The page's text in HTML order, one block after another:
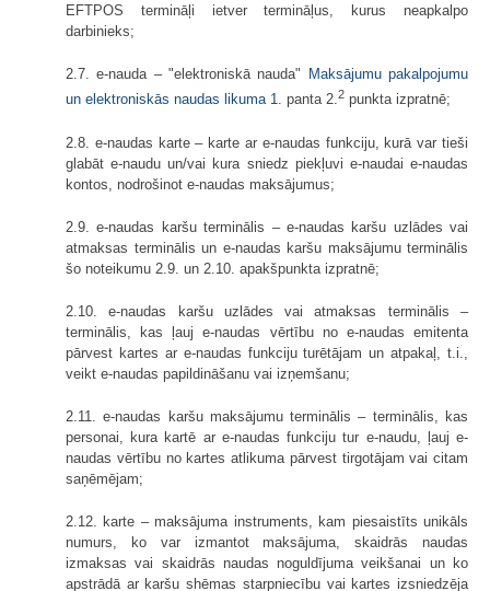
EFTPOS termināļi ietver termināļus, kurus neapkalpo
darbinieks;
2.7. e-nauda – "elektroniskā nauda"
Maksājumu pakalpojumu
un elektroniskās naudas likuma 1. panta 2.2 punkta izpratnē;
2.8. e-naudas karte – karte ar e-naudas funkciju, kurā var tieši
glabāt e-naudu un/vai kura sniedz piekļuvi e-naudai e-naudas
kontos, nodrošinot e-naudas maksājumus;
2.9. e-naudas karšu terminālis – e-naudas karšu uzlādes vai
atmaksas terminālis un e-naudas karšu maksājumu terminālis
šo noteikumu 2.9. un 2.10. apakšpunkta izpratnē;
2.10. e-naudas karšu uzlādes vai atmaksas terminālis –
terminālis, kas ļauj e-naudas vērtību no e-naudas emitenta
pārvest kartes ar e-naudas funkciju turētājam un atpakaļ, t.i.,
veikt e-naudas papildināšanu vai izņemšanu;
2.11. e-naudas karšu maksājumu terminālis – terminālis, kas
personai, kura kartē ar e-naudas funkciju tur e-naudu, ļauj e-
naudas vērtību no kartes atlikuma pārvest tirgotājam vai citam
saņēmējam;
2.12. karte – maksājuma instruments, kam piesaistīts unikāls
numurs, ko var izmantot maksājuma, skaidrās naudas
izmaksas vai skaidrās naudas noguldījuma veikšanai un ko
apstrādā ar karšu shēmas starpniecību vai kartes izsniedzēja